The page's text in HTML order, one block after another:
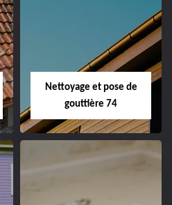
Nettoyage et pose de
gouttière 74